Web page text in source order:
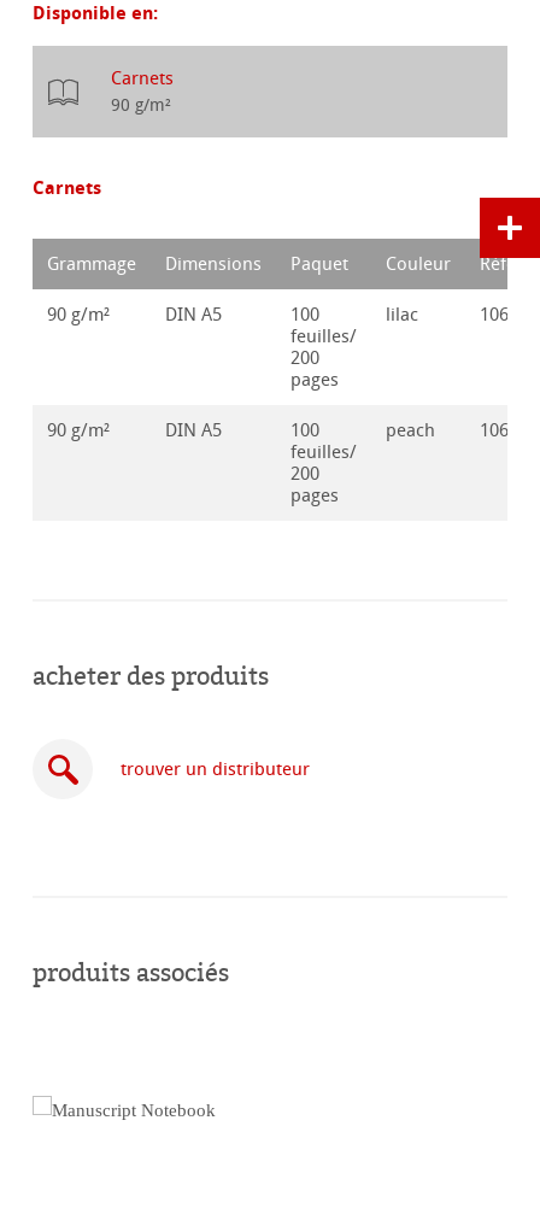
Disponible en:
Carnets
90 g/m²
Carnets
Grammage Dimensions Paquet Couleur
90 g/m² DIN A5
100
feuilles/
200
pages
lilac
90 g/m² DIN A5
100
feuilles/
200
pages
peach
acheter des produits
trouver un distributeur
ligne
produits associés